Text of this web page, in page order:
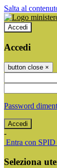
Salta al
Accedi
Accedi
button close ×
Password
-
Entra con SPID
Seleziona